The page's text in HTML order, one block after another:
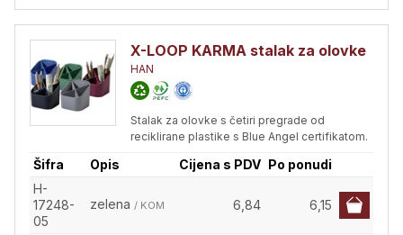
X-LOOP KARMA stalak za olovke
HAN
Stalak za olovke s četiri pregrade od
reciklirane plastike s Blue Angel certifikatom.
Šifra Opis Cijena s PDV Po ponudi
H-
17248-
05
zelena / KOM 6,84 6,15